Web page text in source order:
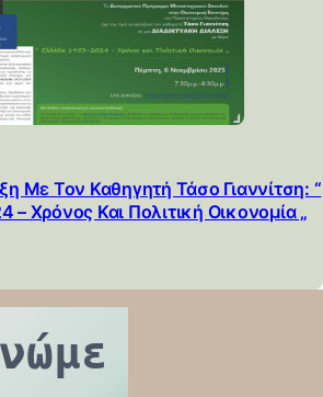
Με Τον Καθηγητή Τάσο Γιαννίτση: “
Χρόνος Και Πολιτική Οικονομία „